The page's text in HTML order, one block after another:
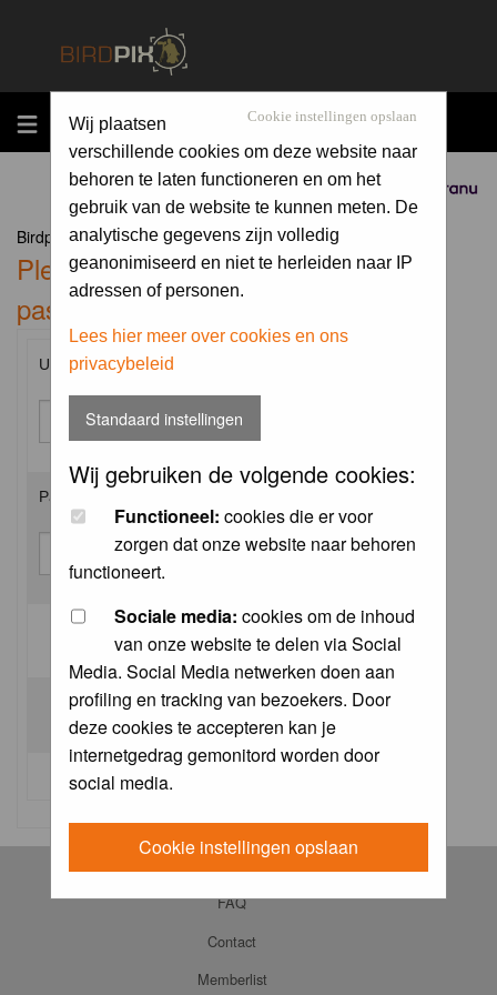
MENU
Sponsored by
Cookie instellingen opslaan
Wij plaatsen
verschillende cookies om deze website naar
behoren te laten functioneren en om het
gebruik van de website te kunnen meten. De
analytische gegevens zijn volledig
geanonimiseerd en niet te herleiden naar IP
adressen of personen.
Lees hier meer over cookies en ons
privacybeleid
Standaard instellingen
Wij gebruiken de volgende cookies:
Functioneel: cookies die er voor
zorgen dat onze website naar behoren
functioneert.
Sociale media: cookies om de inhoud
van onze website te delen via Social
Media. Social Media netwerken doen aan
profiling en tracking van bezoekers. Door
deze cookies te accepteren kan je
internetgedrag gemonitord worden door
social media.
Cookie instellingen opslaan
Birdpix.nl Forum Index
Please enter your username and
password to log in.
Username:
Password:
Log me on automatically each visit:
I forgot my password
FAQ
Contact
Memberlist